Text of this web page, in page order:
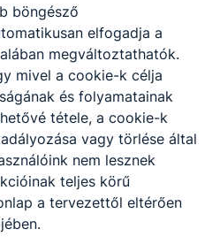
böngésző
elfogadja a
megváltoztathatók.
mivel a cookie-k célja
és folyamatainak
tétele, a cookie-k
vagy törlése által
nem lesznek
teljes körű
a tervezettől eltérően